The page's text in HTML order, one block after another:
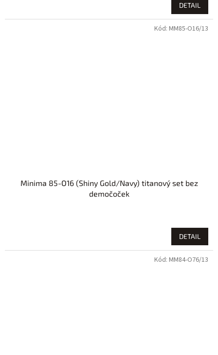
DETAIL
Minima 85-O16 (Shiny Gold/Navy) titanový set bez
demočoček
DETAIL
Kód: MM85-O16/13
Kód: MM84-O76/13